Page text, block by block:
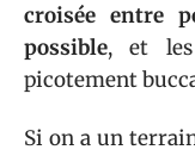
croisée entre
possible, et les
picotement
Si on a un